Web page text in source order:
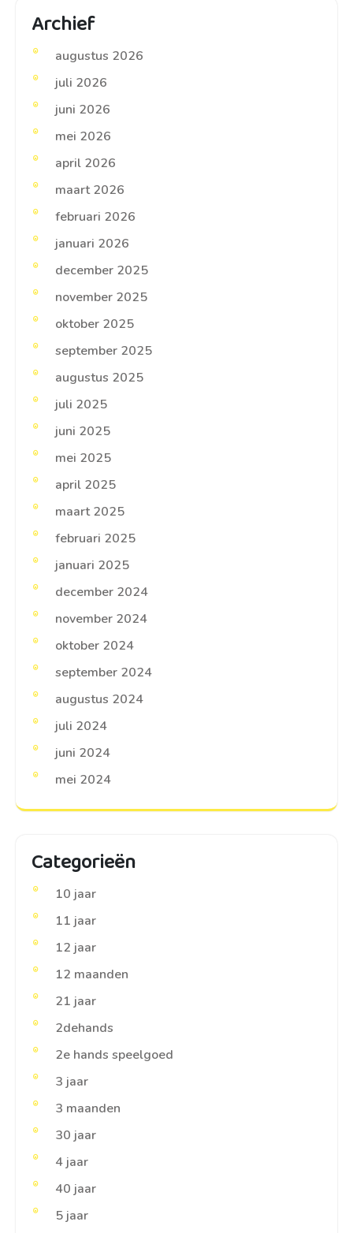
Archief
augustus 2026
juli 2026
juni 2026
mei 2026
april 2026
maart 2026
februari 2026
januari 2026
december 2025
november 2025
oktober 2025
september 2025
augustus 2025
juli 2025
juni 2025
mei 2025
april 2025
maart 2025
februari 2025
januari 2025
december 2024
november 2024
oktober 2024
september 2024
augustus 2024
juli 2024
juni 2024
mei 2024
Categorieën
10 jaar
11 jaar
12 jaar
12 maanden
21 jaar
2dehands
2e hands speelgoed
3 jaar
3 maanden
30 jaar
4 jaar
40 jaar
5 jaar